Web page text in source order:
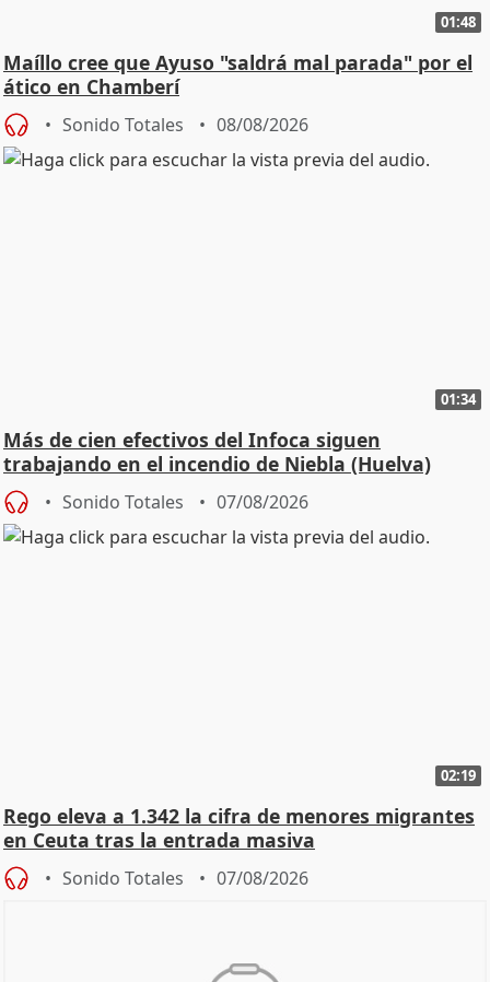
01:48
Maíllo cree que Ayuso "saldrá mal parada" por el
ático en Chamberí
Sonido Totales 08/08/2026
01:34
Más de cien efectivos del Infoca siguen
trabajando en el incendio de Niebla (Huelva)
Sonido Totales 07/08/2026
02:19
Rego eleva a 1.342 la cifra de menores migrantes
en Ceuta tras la entrada masiva
Sonido Totales 07/08/2026